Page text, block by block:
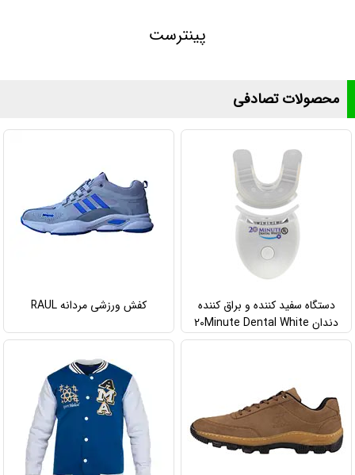
پینترست
محصولات تصادفی
دستگاه سفید کننده و براق کننده
دندان 20Minute Dental White
کفش ورزشی مردانه RAUL